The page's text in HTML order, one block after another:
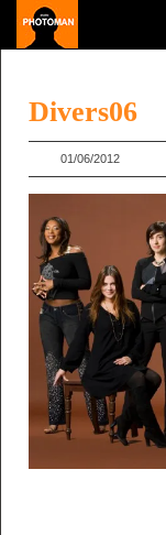
Divers06
01/06/2012